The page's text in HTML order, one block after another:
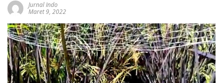
Jurnal Indo
Maret 9, 2022